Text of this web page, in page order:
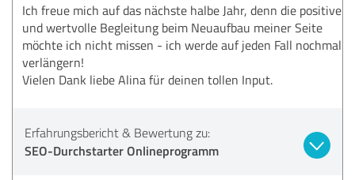
Ich freue mich auf das nächste halbe Jahr, denn die positive
und wertvolle Begleitung beim Neuaufbau meiner Seite
möchte ich nicht missen - ich werde auf jeden Fall nochmal
verlängern!
Vielen Dank liebe Alina für deinen tollen Input.
Erfahrungsbericht & Bewertung zu:
SEO-Durchstarter Onlineprogramm